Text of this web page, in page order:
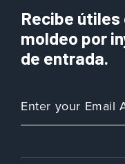
Recibe
moldeo por
de entrada.